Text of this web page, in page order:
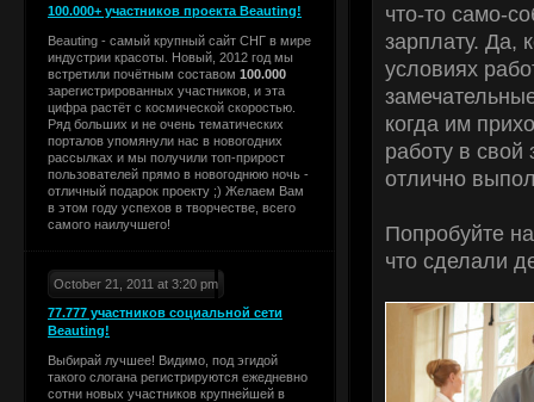
100.000+ участников проекта Beauting!
Beauting - самый крупный сайт СНГ в мире
индустрии красоты. Новый, 2012 год мы
встретили почётным составом 100.000
зарегистрированных участников, и эта
цифра растёт с космической скоростью.
Ряд больших и не очень тематических
порталов упомянули нас в новогодних
рассылках и мы получили топ-прирост
пользователей прямо в новогоднюю ночь -
отличный подарок проекту ;) Желаем Вам
в этом году успехов в творчестве, всего
самого наилучшего!
October 21, 2011 at 3:20 pm
77.777 участников социальной сети
Beauting!
Выбирай лучшее! Видимо, под эгидой
такого слогана регистрируются ежедневно
сотни новых участников крупнейшей в
что-то само-
зарплату. Да,
условиях
когда им
работу в
отлично
Попробуйте
что сделали